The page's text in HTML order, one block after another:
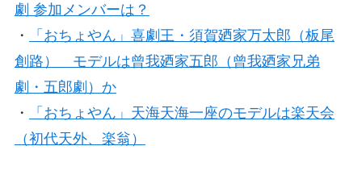
劇 参加メンバーは？
・
「おちょやん」喜劇王・須賀廼家万太郎（板尾
創路） モデルは曾我廼家五郎（曾我廼家兄弟
劇・五郎劇）か
・
「おちょやん」天海天海一座のモデルは楽天会
（初代天外、楽翁）